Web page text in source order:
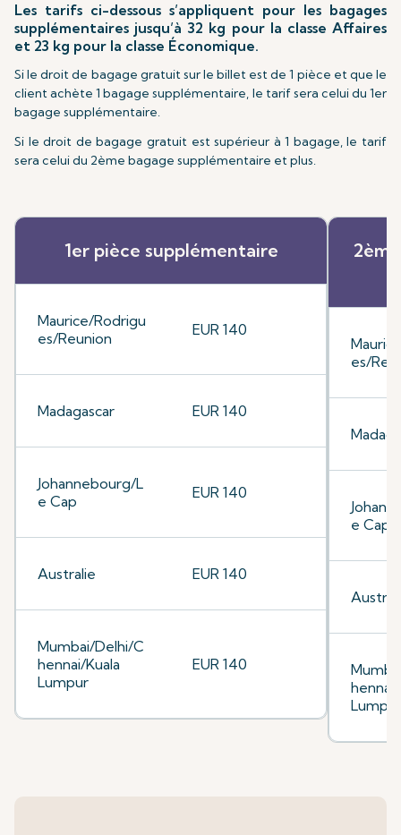
Les tarifs ci-dessous s’appliquent pour les bagages
supplémentaires jusqu’à 32 kg pour la classe Affaires
et 23 kg pour la classe Économique.
Si le droit de bagage gratuit sur le billet est de 1 pièce et que le
client achète 1 bagage supplémentaire, le tarif sera celui du 1er
bagage supplémentaire.
Si le droit de bagage gratuit est supérieur à 1 bagage, le tarif
sera celui du 2ème bagage supplémentaire et plus.
1er pièce supplémentaire
Maurice/Rodrigu
es/Reunion
EUR 140
Madagascar EUR 140
Johannebourg/L
e Cap
EUR 140
Australie EUR 140
Mumbai/Delhi/C
hennai/Kuala
Lumpur
EUR 140
es/
e Cap
hennai/
Lumpur